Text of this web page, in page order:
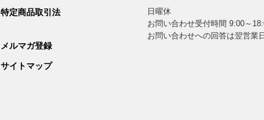
特定商品取引法
メルマガ登録
サイトマップ
日曜休
お問い合わせ受付時間 9:00～
お問い合わせへの回答は翌営業